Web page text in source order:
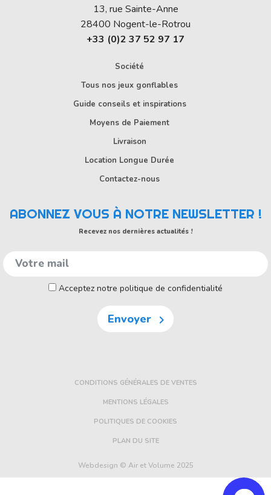
13, rue Sainte-Anne
28400 Nogent-le-Rotrou
+33 (0)2 37 52 97 17
Société
Tous nos jeux gonflables
Guide conseils et inspirations
Moyens de Paiement
Livraison
Location Longue Durée
Contactez-nous
ABONNEZ VOUS À NOTRE NEWSLETTER !
Recevez nos dernières actualités !
Acceptez notre politique de confidentialité
Envoyer 
CONDITIONS GÉNÉRALES DE VENTES
MENTIONS LÉGALES
POLITIQUES DE COOKIES
PLAN DU SITE
Webdesign © Air et Volume 2025